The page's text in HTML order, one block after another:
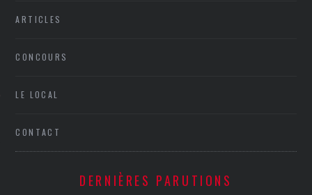
SOCIAUX
ARTICLES
CONCOURS
LE LOCAL
CONTACT
DERNIÈRES PARUTIONS